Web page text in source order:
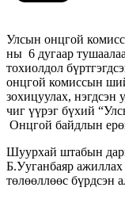
Улсын онцгой
ны 6 дугаар
тохиолдол
онцгой комиссын
зохицуулах, нэгдсэн
чиг үүрэг бүхий
Онцгой байдлын
Шуурхай штабын
Б.Ууганбаяр ажиллах
төлөөллөөс бүрдсэн